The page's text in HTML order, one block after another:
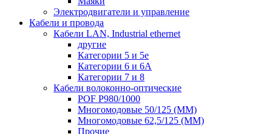
Электродвигатели и управление
Кабели и провода
Кабели LAN, Industrial ethernet
другие
Категории 5 и 5е
Категории 6 и 6A
Категории 7 и 8
Кабели волоконно-оптические
POF P980/1000
Многомодовые 50/125 (ММ)
Многомодовые 62,5/125 (ММ)
Прочие